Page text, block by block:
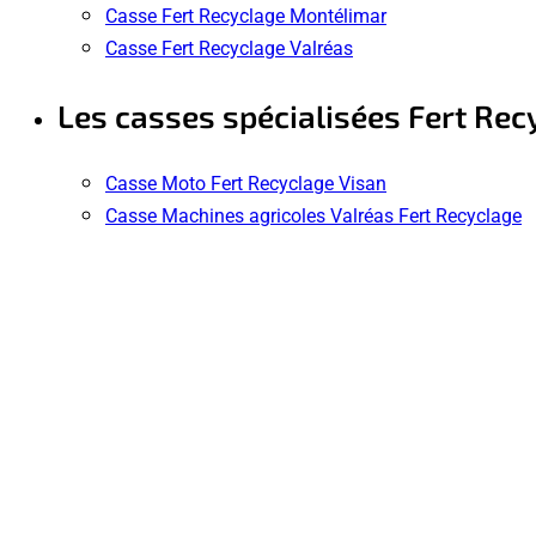
Casse Fert Recyclage Montélimar
Casse Fert Recyclage Valréas
Les casses spécialisées Fert
Casse Moto Fert Recyclage Visan
Casse Machines agricoles Valréas Fert Recyclage